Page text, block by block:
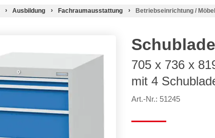
Ausbildung Fachraumausstattung Betriebseinrichtung / Möbel
705 x 736 x
mit 4
Art.-Nr.: 51245